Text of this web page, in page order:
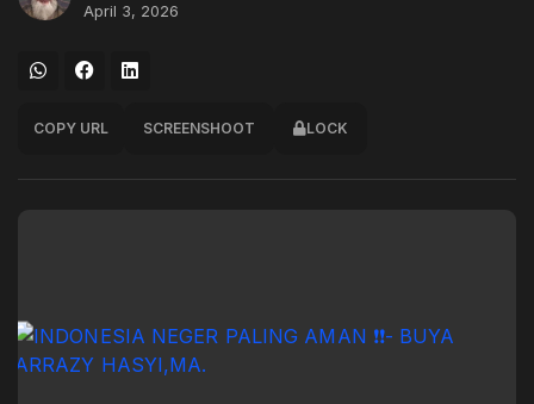
April 3, 2026
COPY URL SCREENSHOOT LOCK